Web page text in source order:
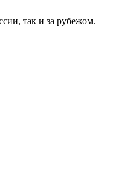
так и за рубежом.